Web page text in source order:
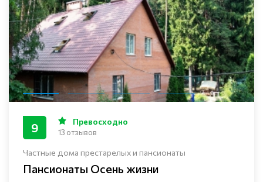
Частные дома престарелых и пансионаты
Пансионаты Осень жизни
9 Превосходно
13 отзывов